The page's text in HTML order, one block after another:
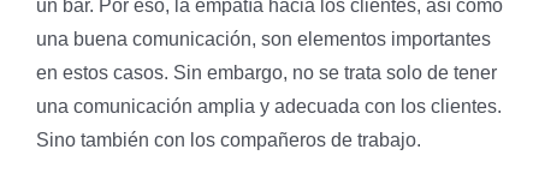
un bar. Por eso, la empatía hacia los clientes, así como
una buena comunicación, son elementos importantes
en estos casos. Sin embargo, no se trata solo de tener
una comunicación amplia y adecuada con los clientes.
Sino también con los compañeros de trabajo.